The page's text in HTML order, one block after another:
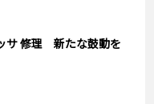
サ 修理 新たな鼓動を